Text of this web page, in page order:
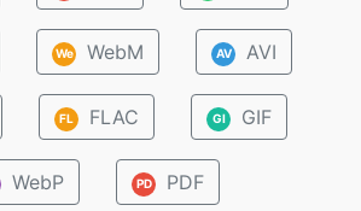
We WebM AV AVI
FL FLAC GI GIF
WebP PD PDF